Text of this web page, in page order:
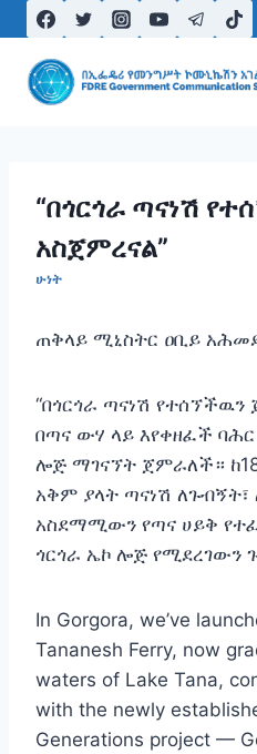
to
content
“በጎርጎራ ጣናነሽ
አስጀምረናል”
ሁነት
ጠቅላይ ሚኒስትር ዐቢይ
“በጎርጎራ ጣናነሽ
በጣና ውሃ ላይ እየቀዘፈች
ሎጅ ማገናኘት ጀምራለች።
አቅም ያላት ጣናነሽ ለጉብኝት፣
አስደማሚውን የጣና ሀይቅ
ጎርጎራ ኤኮ ሎጅ የሚደረገውን
In Gorgora, we’ve
Tananesh Ferry, now
waters of Lake Tana,
with the newly
Generations project —